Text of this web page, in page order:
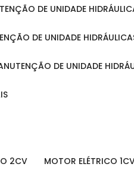
DE UNIDADE
DE UNIDADE
DE UNIDADE
2CV MOTOR ELÉTRICO